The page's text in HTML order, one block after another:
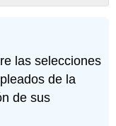
las selecciones
de la
de sus